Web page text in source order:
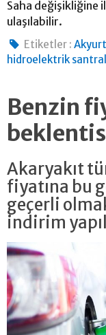
Saha değişikliğine
ulaşılabilir.
Etiketler :
hidroelektrik santral
Benzin
Akaryakıt
fiyatına bu
geçerli
indirim